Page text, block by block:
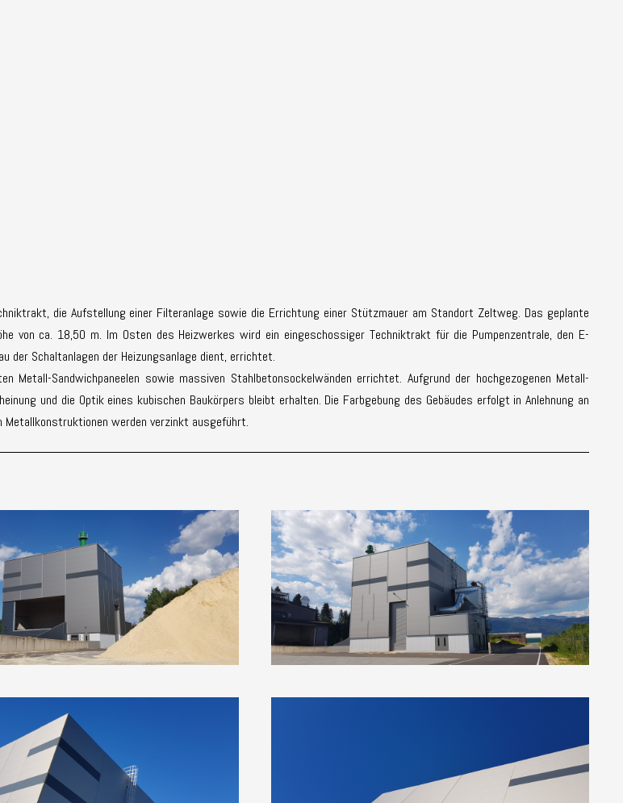
die Aufstellung einer Filteranlage sowie die Errichtung einer Stützmauer am Standort Zeltweg. Das geplante
von ca. 18,50 m. Im Osten des Heizwerkes wird ein eingeschossiger Techniktrakt für die Pumpenzentrale, den E-
der Schaltanlagen der Heizungsanlage dient, errichtet.
Sandwichpaneelen sowie massiven Stahlbetonsockelwänden errichtet. Aufgrund der hochgezogenen Metall-
und die Optik eines kubischen Baukörpers bleibt erhalten. Die Farbgebung des Gebäudes erfolgt in Anlehnung an
Metallkonstruktionen werden verzinkt ausgeführt.